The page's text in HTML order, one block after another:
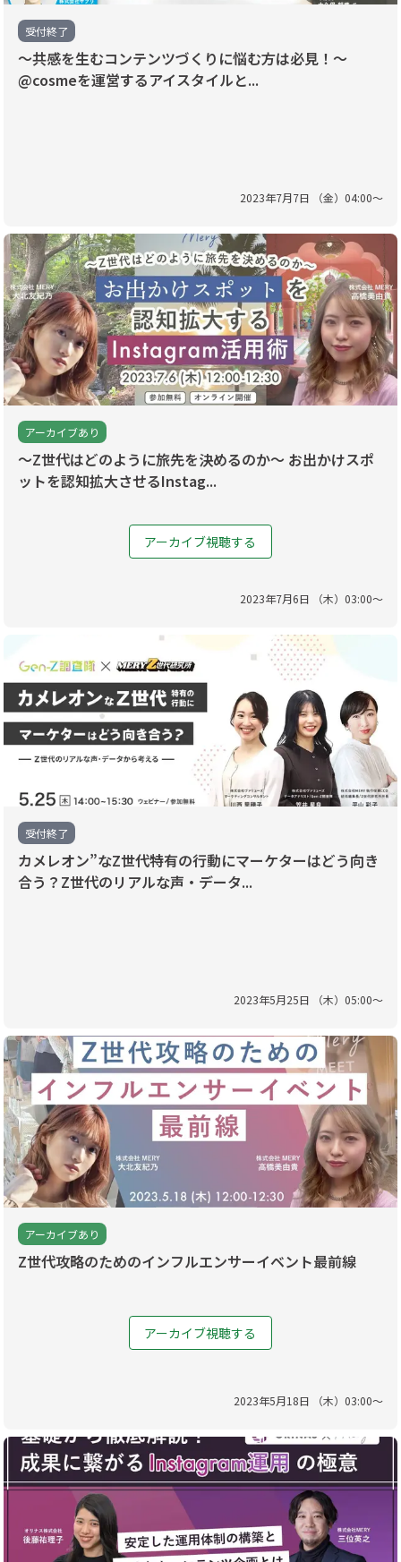
受付終了
〜共感を生むコンテンツづくりに悩む方は必見！〜
@cosmeを運営するアイスタイルと...
2023年7月7日 （金） 04:00〜
アーカイブあり
〜Z世代はどのように旅先を決めるのか〜 お出かけスポ
ットを認知拡大させるInstag...
アーカイブ視聴する
2023年7月6日 （木） 03:00〜
受付終了
カメレオン”なZ世代特有の行動にマーケターはどう向き
合う？Z世代のリアルな声・データ...
2023年5月25日 （木） 05:00〜
アーカイブあり
Z世代攻略のためのインフルエンサーイベント最前線
アーカイブ視聴する
2023年5月18日 （木） 03:00〜
お問い合わせ・資料請求はこちら